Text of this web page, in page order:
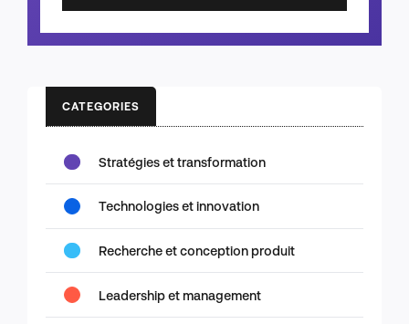
CATEGORIES
Stratégies et transformation
Technologies et innovation
Recherche et conception produit
Leadership et management